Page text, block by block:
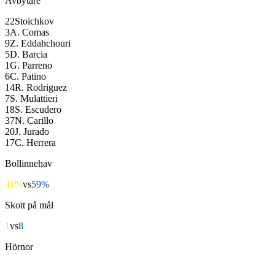
22Stoichkov
3A. Comas
9Z. Eddahchouri
5D. Barcia
1G. Parreno
6C. Patino
14R. Rodriguez
7S. Mulattieri
18S. Escudero
37N. Carillo
20J. Jurado
17C. Herrera
Bollinnehav
41%vs59%
Skott på mål
1vs8
Hörnor